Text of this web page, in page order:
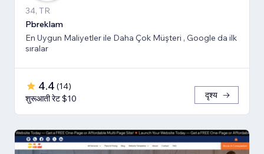
34, TR
Pbreklam
En Uygun Maliyetler ile Daha Çok Müşteri , Google da ilk
sıralar
4.4 (14)
शुरूआती रेट $10
दृश्य